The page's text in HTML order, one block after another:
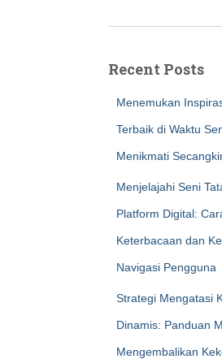
Recent Posts
Menemukan
Terbaik di Waktu
Menikmati
Menjelajahi Seni
Platform Digital:
Keterbacaan dan
Navigasi Pengguna
Strategi Mengatasi
Dinamis: Panduan
Mengembalikan